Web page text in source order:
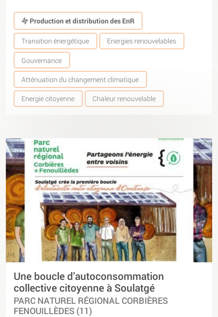
Production et distribution des EnR
Transition énergétique Energies renouvelables
Gouvernance
Atténuation du changement climatique
Energie citoyenne Chaleur renouvelable
Une boucle d’autoconsommation
collective citoyenne à Soulatgé
PARC NATUREL RÉGIONAL CORBIÈRES
FENOUILLÈDES (11)